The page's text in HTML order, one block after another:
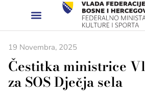
19 Novembra, 2025
Čestitka ministrice
za SOS Dječja sela